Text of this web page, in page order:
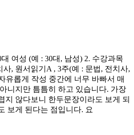
여성 (예 : 30대, 남성) 2. 수강과목
, 원서읽기A , 3주(예 : 문법, 전치사,
유롭게 작성 중간에 너무 바빠서 매
니지만 틈틈히 하고 있습니다. 가장
지 않다보니 한두문장이라도 보게 되
보게 된다는 점입니다. 요